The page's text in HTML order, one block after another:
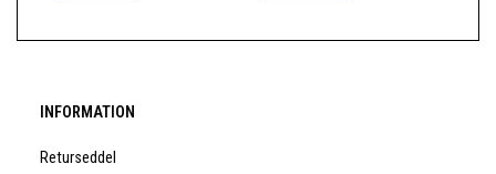
INFORMATION
Returseddel